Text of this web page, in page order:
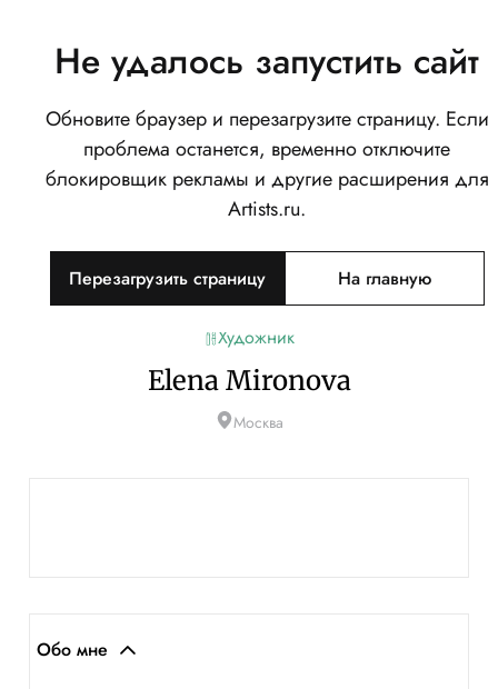
Не удалось запустить сайт
Обновите браузер и перезагрузите страницу. Если
проблема останется, временно отключите
блокировщик рекламы и другие расширения для
Artists.ru.
Перезагрузить страницу На главную
Художник
Elena Mironova
Москва
Обо мне